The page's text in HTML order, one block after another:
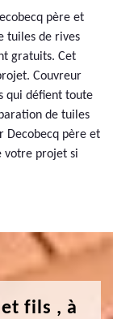
père et
tuiles de rives
gratuits. Cet
Couvreur
qui défient toute
de tuiles
Decobecq père et
votre projet si
fils , à